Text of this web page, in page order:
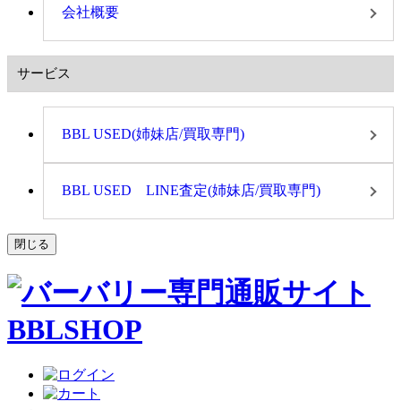
会社概要
サービス
BBL USED(姉妹店/買取専門)
BBL USED LINE査定(姉妹店/買取専門)
閉じる